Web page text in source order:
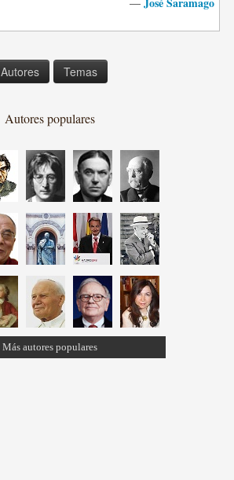
Autores Temas
Autores populares
Más autores populares